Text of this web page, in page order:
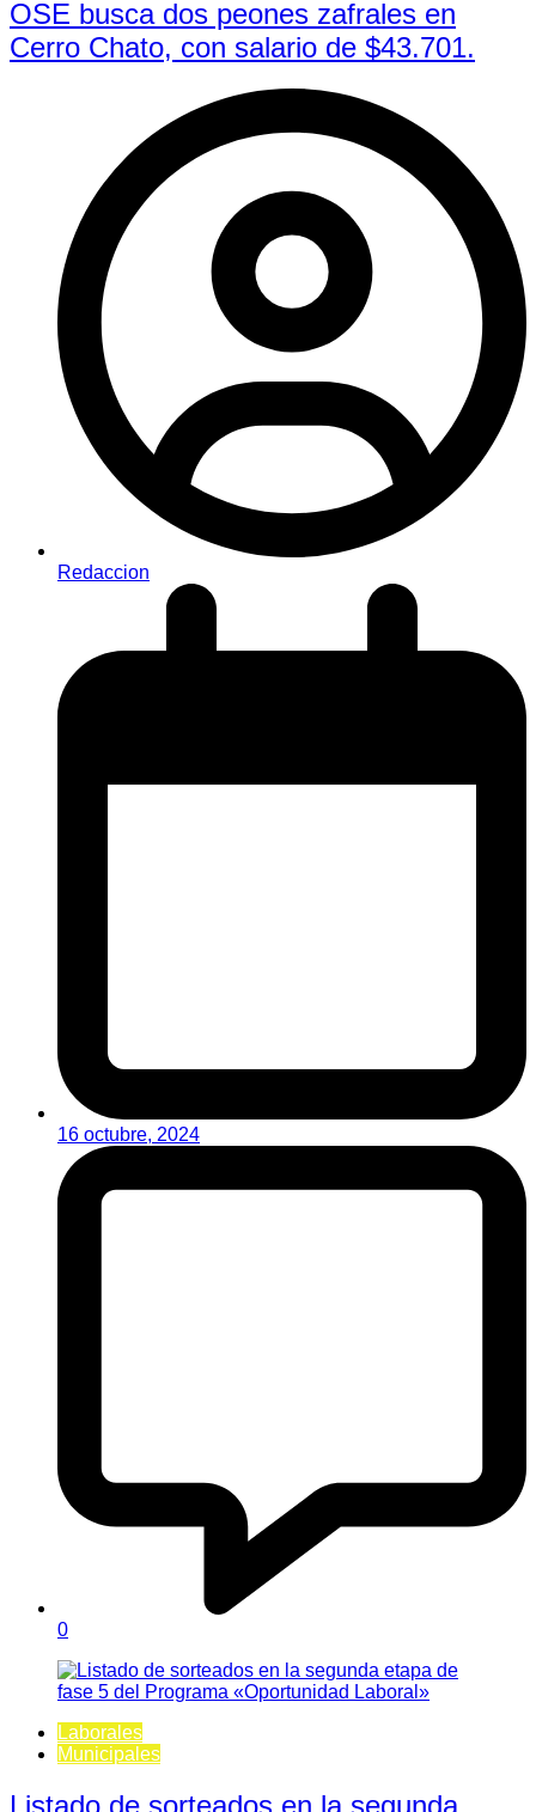
OSE busca dos peones zafrales en
Cerro Chato, con salario de $43.701.
Redaccion
16 octubre, 2024
0
Laborales
Municipales
Listado de sorteados en la segunda